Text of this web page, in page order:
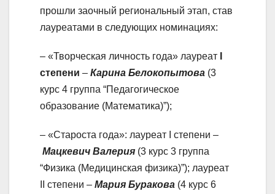
прошли заочный региональный этап, став
лауреатами в следующих номинациях:
– «Творческая личность года» лауреат
степени – Карина Белокопытова (3
курс 4 группа “Педагогическое
образование (Математика)”);
– «Староста года»: лауреат I степени –
Мацкевич Валерия (3 курс 3 группа
“Физика (Медицинская физика)”); лауреат
II степени – Мария Буракова (4 курс 6